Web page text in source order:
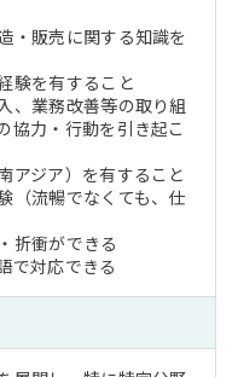
・販売に関する知識を
験を有すること
、業務改善等の取り組
協力・行動を引き起こ
アジア）を有すること
（流暢でなくても、仕
折衝ができる
で対応できる